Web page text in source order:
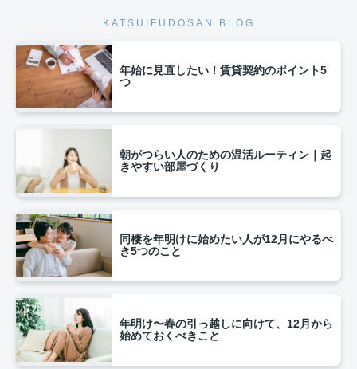
KATSUIFUDOSAN BLOG
年始に見直したい！賃貸契約のポイント5
つ
朝がつらい人のための温活ルーティン｜起
きやすい部屋づくり
同棲を年明けに始めたい人が12月にやるべ
き5つのこと
年明け〜春の引っ越しに向けて、12月から
始めておくべきこと